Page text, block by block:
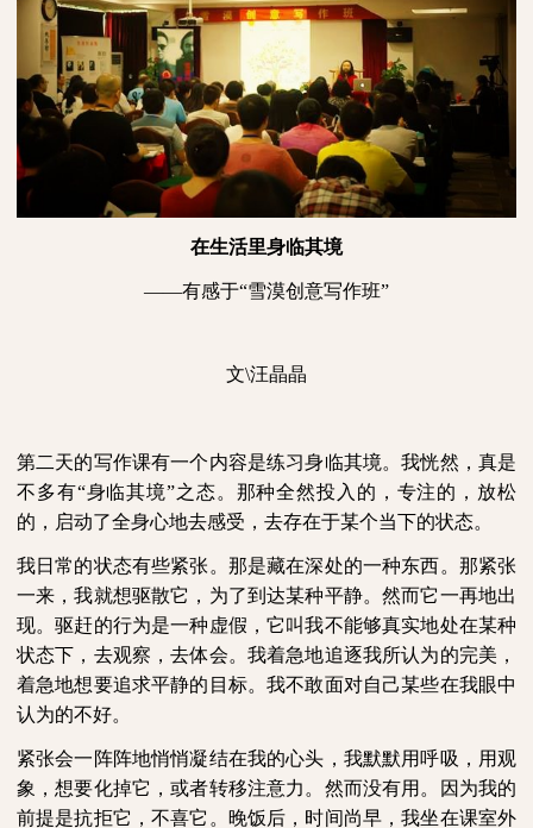
在生活里身临其境
——有感于“雪漠创意写作班”
文\汪晶晶
第二天的写作课有一个内容是练习身临其境。我恍然，真是
不多有“身临其境”之态。那种全然投入的，专注的，放松
的，启动了全身心地去感受，去存在于某个当下的状态。
我日常的状态有些紧张。那是藏在深处的一种东西。那紧张
一来，我就想驱散它，为了到达某种平静。然而它一再地出
现。驱赶的行为是一种虚假，它叫我不能够真实地处在某种
状态下，去观察，去体会。我着急地追逐我所认为的完美，
着急地想要追求平静的目标。我不敢面对自己某些在我眼中
认为的不好。
紧张会一阵阵地悄悄凝结在我的心头，我默默用呼吸，用观
象，想要化掉它，或者转移注意力。然而没有用。因为我的
前提是抗拒它，不喜它。晚饭后，时间尚早，我坐在课室外